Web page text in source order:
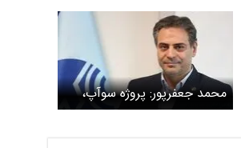
محمد جعفرپور: پروژه سوآپ،
آغاز عصر جدیدی در ارتباطات